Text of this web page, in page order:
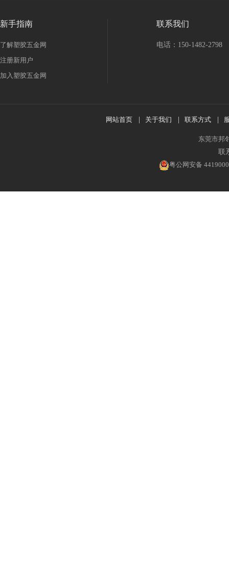
新手指南
了解塑胶五金网
注册新用户
加入塑胶五金网
联系我们
电话：150-1482-2798
网站首页 关于我们 联系方式
东莞市邦
联
粤公网安备